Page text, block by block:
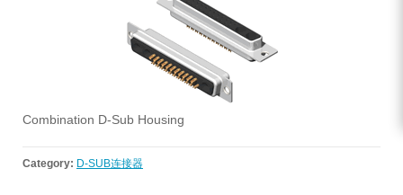
Combination D-Sub Housing
Category: D-SUB连接器